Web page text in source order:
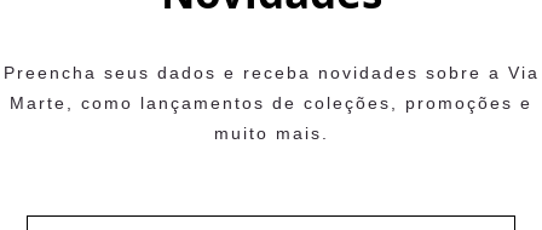
Preencha seus dados e receba novidades sobre a Via
Marte, como lançamentos de coleções, promoções e
muito mais.